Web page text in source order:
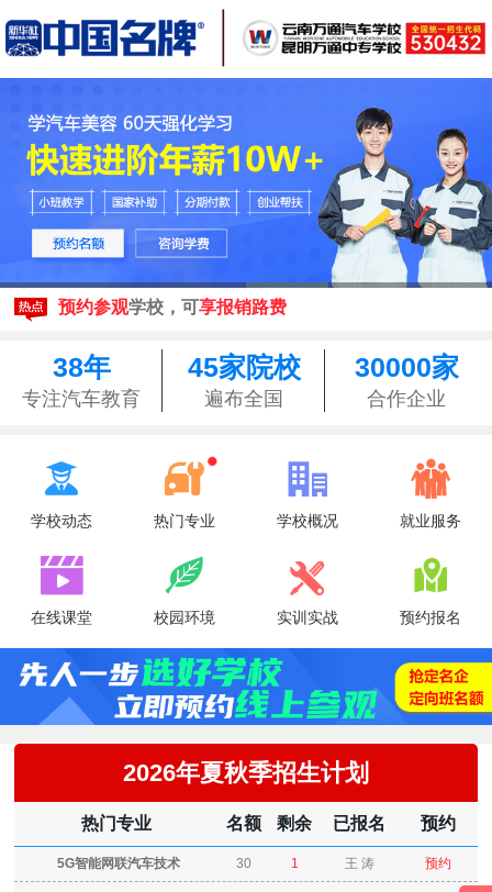
来校参观均可享昆明免费接站
预约参观学校，可享报销路费
来校参观均可享昆明
预约参观
学校，可享报销路费
38年
专注汽车教育
45家院校
遍布全国
30000家
合作企业

学校动态

热门专业

学校概况

就业服务

在线课堂

校园环境

实训实战

预约报名
2026年夏秋季招生计划
热门专业 名额 剩余 已报名 预约
5G智能网联汽车技术 30 1 王 涛 预约